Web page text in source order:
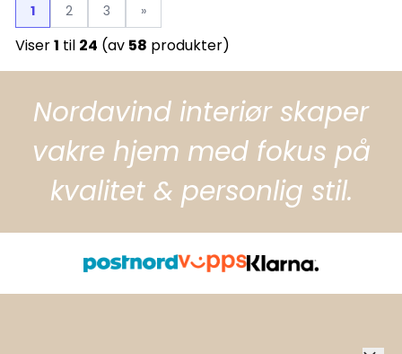
1 2 3 »
Viser1 til 24 (av 58 produkter)
Nordavind interiør skaper
vakre hjem med fokus på
kvalitet & personlig stil.